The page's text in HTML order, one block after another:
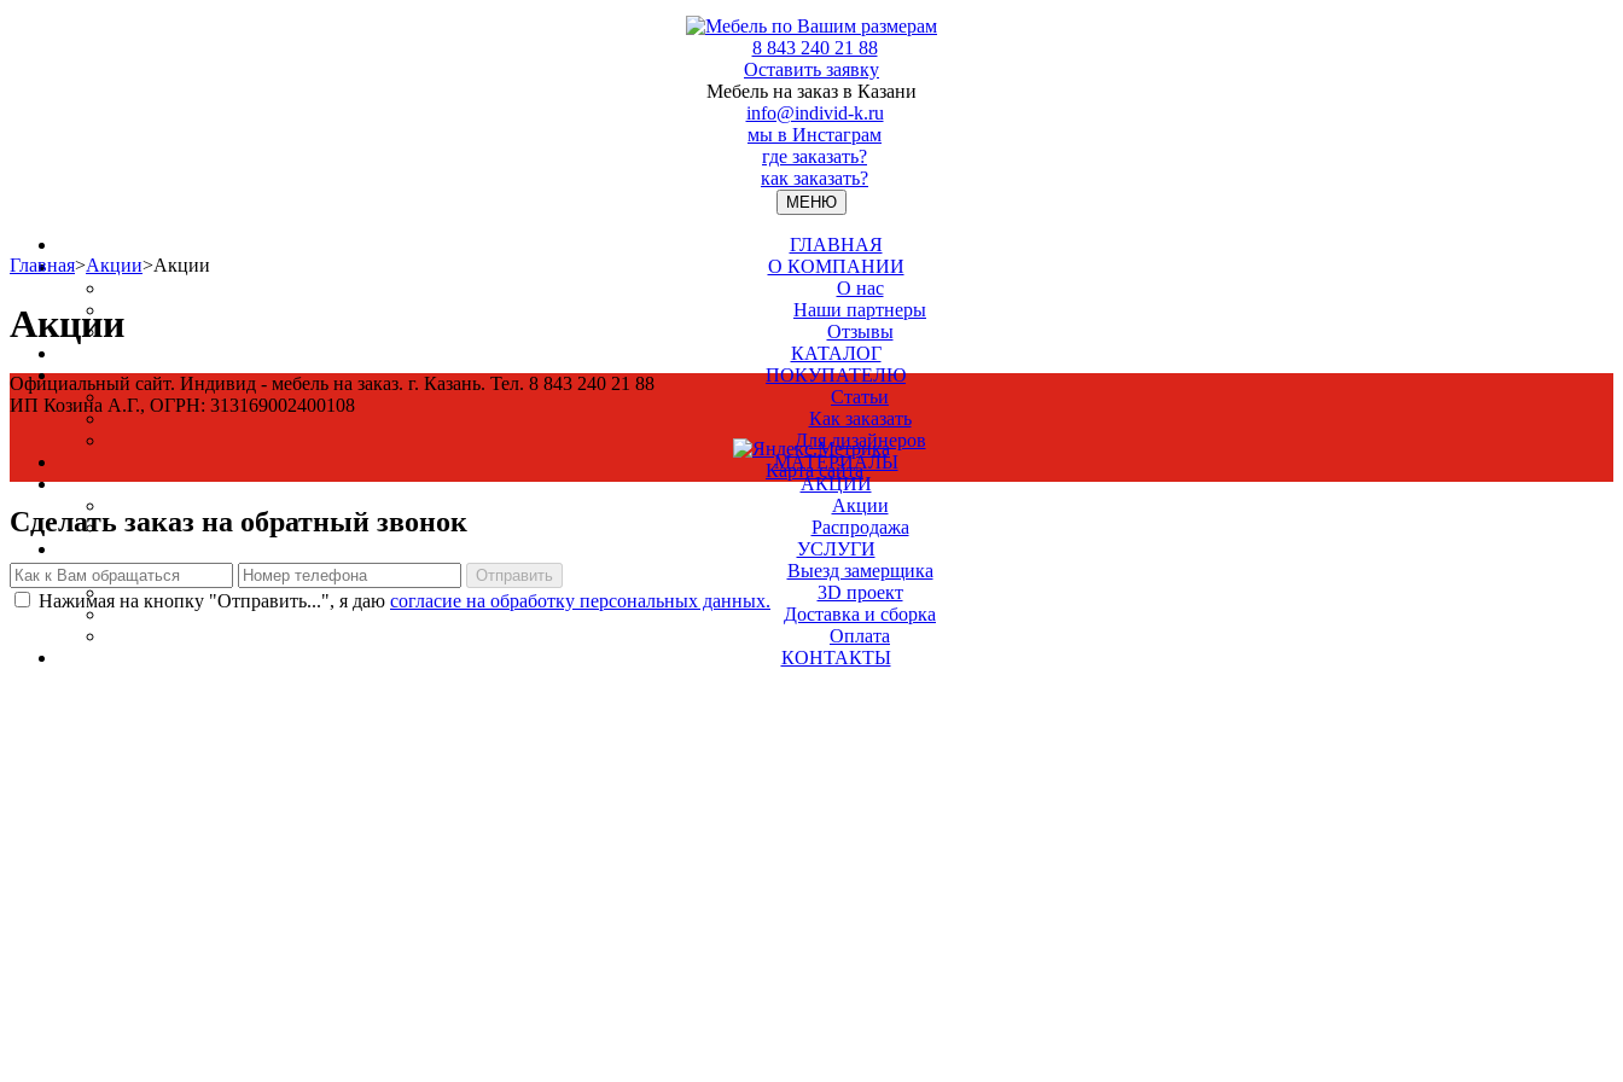
8 843 240 21 88
Оставить заявку
Мебель на заказ в Казани
info@individ-k.ru
мы в Инстаграм
где заказать?
как заказать?
МЕНЮ
ГЛАВНАЯ
О КОМПАНИИ
О нас
Наши партнеры
Отзывы
КАТАЛОГ
ПОКУПАТЕЛЮ
Статьи
Как заказать
Для дизайнеров
МАТЕРИАЛЫ
АКЦИИ
Акции
Распродажа
УСЛУГИ
Выезд замерщика
3D проект
Доставка и сборка
Оплата
КОНТАКТЫ
Главная>Акции>Акции
Акции
Официальный сайт. Индивид - мебель на заказ. г. Казань. Тел. 8 843 240 21 88
ИП Козина А.Г., ОГРН: 313169002400108
Карта сайта
Сделать заказ на обратный звонок
Нажимая на кнопку "Отправить...", я даю согласие на обработку персональных данных.